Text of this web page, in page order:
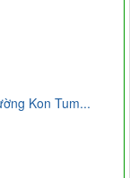
Kon Tum...